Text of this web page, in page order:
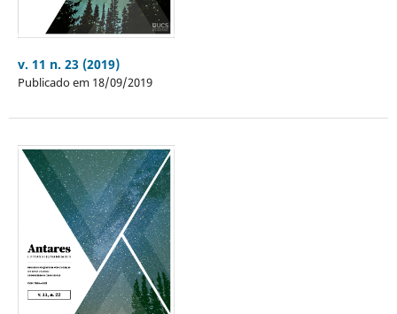
v. 11 n. 23 (2019)
Publicado em 18/09/2019